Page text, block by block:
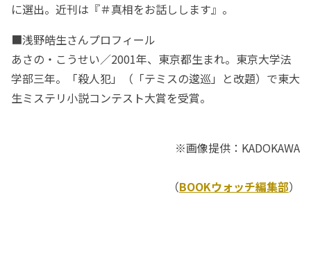
に選出。近刊は『＃真相をお話しします』。
■浅野皓生さんプロフィール
あさの・こうせい／2001年、東京都生まれ。東京大学法
学部三年。「殺人犯」（「テミスの逡巡」と改題）で東大
生ミステリ小説コンテスト大賞を受賞。
※画像提供：KADOKAWA
（BOOKウォッチ編集部）